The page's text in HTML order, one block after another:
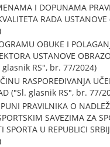
I DOPUNAMA
RADA
OBUKE I
USTANOVE
glasnik RS", br. 77/2024)
RASPOREĐIVANJA
("Sl. glasnik RS", br. 77/
PRAVILNIKA O
SAVEZIMA ZA
SPORTA U REPUBLICI